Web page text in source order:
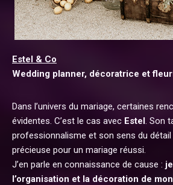
Estel & Co
Wedding planner, décoratrice et
Dans l’univers du mariage, certaines
évidentes. C’est le cas avec Estel. Son
professionnalisme et son sens du détail
précieuse pour un mariage réussi.
J’en parle en connaissance de cause :
l’organisation et la décoration de